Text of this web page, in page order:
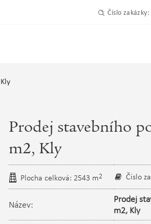
Číslo zakázky:
Prodej stavebního
m2, Kly
Plocha celková: 2543 m2 Číslo
Název:
Prodej
m2, Kly